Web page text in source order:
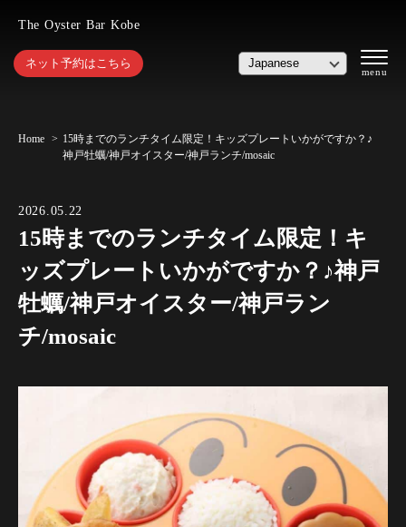
The Oyster Bar Kobe
ネット予約はこちら
Home
15時までのランチタイム限定！キッズプレートいかがですか？♪
神戸牡蠣/神戸オイスター/神戸ランチ/mosaic
2026.05.22
15時までのランチタイム限定！キ
ッズプレートいかがですか？♪神戸
牡蠣/神戸オイスター/神戸ラン
チ/mosaic